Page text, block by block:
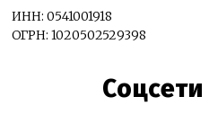
ИНН: 0541001918
ОГРН: 1020502529398
Соцсети